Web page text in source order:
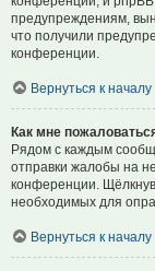
предупреждениям,
что получили
конференции.
Вернуться к началу
Как мне
Рядом с каждым
отправки жалобы на
конференции.
необходимых для
Вернуться к началу